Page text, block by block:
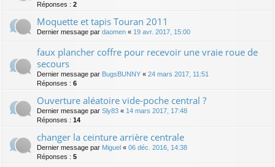
Réponses : 2
Moquette et tapis Touran 2011
Dernier message par daomen « 19 avr. 2017, 15:00
faux plancher coffre pour recevoir une vraie roue de
secours
Dernier message par BugsBUNNY « 24 mars 2017, 11:51
Réponses : 6
Ouverture aléatoire vide-poche central ?
Dernier message par Sly83 « 14 mars 2017, 17:48
Réponses : 14
changer la ceinture arrière centrale
Dernier message par Miguel « 06 déc. 2016, 14:38
Réponses : 5